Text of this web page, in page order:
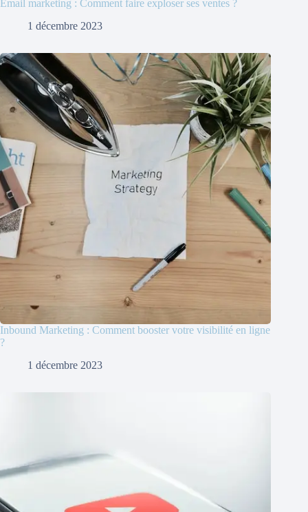
Email marketing : Comment faire exploser ses ventes ?
1 décembre 2023
Inbound Marketing : Comment booster votre visibilité en ligne
?
1 décembre 2023